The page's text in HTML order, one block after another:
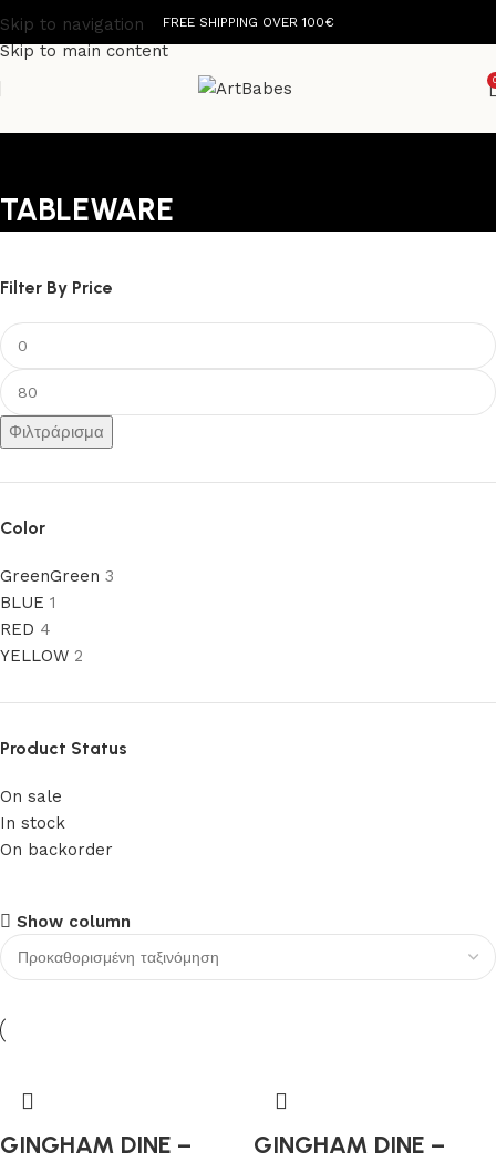
Skip to navigation
Skip to main content
FREE SHIPPING OVER 100€
TABLEWARE
Filter By Price
Φιλτράρισμα
Color
GreenGreen 3
BLUE 1
RED 4
YELLOW 2
Product Status
On sale
In stock
On backorder
Discount 10%
Shop Now
Show column
GINGHAM DINE –
GINGHAM DINE –